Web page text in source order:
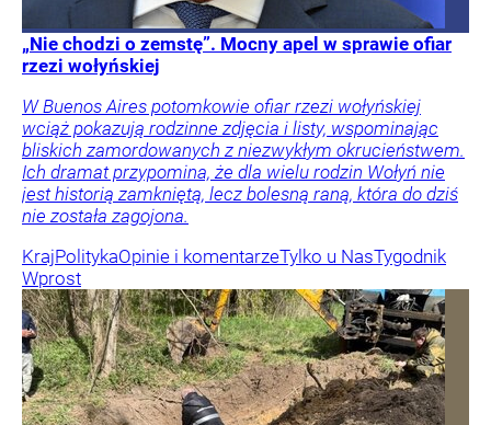
„Nie chodzi o zemstę”. Mocny apel w sprawie ofiar
rzezi wołyńskiej
W Buenos Aires potomkowie ofiar rzezi wołyńskiej
wciąż pokazują rodzinne zdjęcia i listy, wspominając
bliskich zamordowanych z niezwykłym okrucieństwem.
Ich dramat przypomina, że dla wielu rodzin Wołyń nie
jest historią zamkniętą, lecz bolesną raną, która do dziś
nie została zagojona.
KrajPolitykaOpinie i komentarzeTylko u NasTygodnik
Wprost